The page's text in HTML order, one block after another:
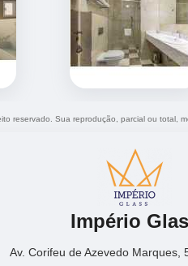
reservado. Sua reprodução, parcial ou total,
Império
Av. Corifeu de Azevedo Marques,